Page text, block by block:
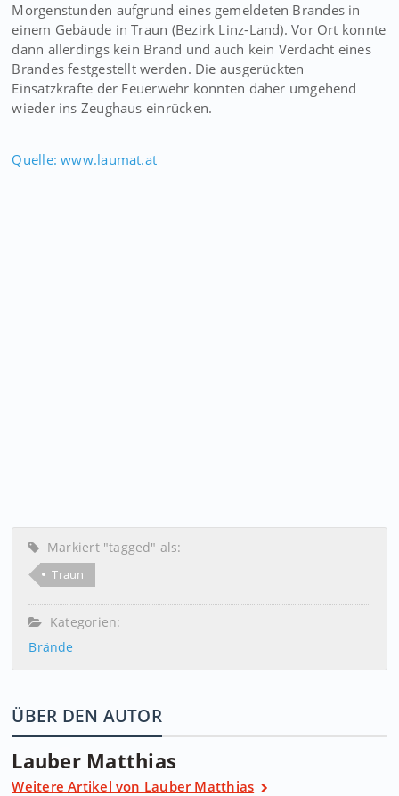
Morgenstunden aufgrund eines gemeldeten Brandes in
einem Gebäude in Traun (Bezirk Linz-Land). Vor Ort konnte
dann allerdings kein Brand und auch kein Verdacht eines
Brandes festgestellt werden. Die ausgerückten
Einsatzkräfte der Feuerwehr konnten daher umgehend
wieder ins Zeughaus einrücken.
Quelle: www.laumat.at
Markiert "tagged" als:
Traun
Kategorien:
Brände
ÜBER DEN AUTOR
Lauber Matthias
Weitere Artikel von Lauber Matthias